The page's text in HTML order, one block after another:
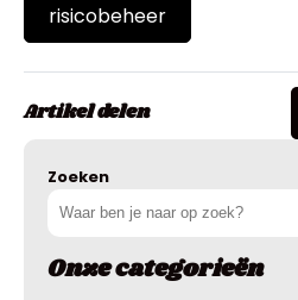
risicobeheer
Artikel delen
Zoeken
Onze categorieën